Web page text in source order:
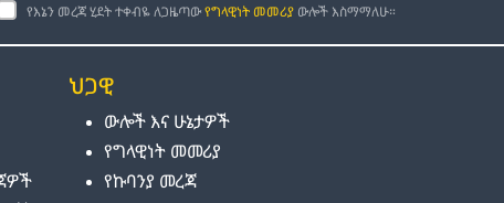
የእኔን መረጃ ሂደት ተቀብዬ ለጋዜጣውየግላዊነት መመሪያውሎች እስማማለሁ።
ህጋዊ
ውሎች እና ሁኔታዎች
የግላዊነት መመሪያ
የኩባንያ መረጃ